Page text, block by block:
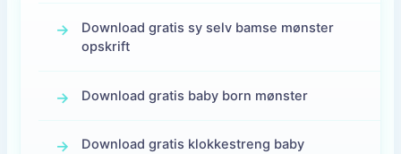
Download gratis sy selv bamse mønster
opskrift
Download gratis baby born mønster
Download gratis klokkestreng baby